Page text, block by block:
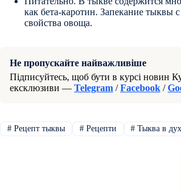
как бета-каротин. Запекание тыквы
свойства овоща.
Не пропускайте найважливіше
Підписуйтесь, щоб бути в курсі новин
ексклюзиви — Telegram /Facebook /
#Рецепт тыквы #Рецепти # Тыква в